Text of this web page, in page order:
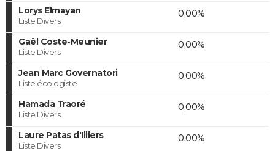
Lorys Elmayan
Liste Divers
0,00%
Gaël Coste-Meunier
Liste Divers
0,00%
Jean Marc Governatori
Liste écologiste
0,00%
Hamada Traoré
Liste Divers
0,00%
Laure Patas d'Illiers
Liste Divers
0,00%